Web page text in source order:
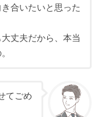
合いたいと思った
丈夫だから、本当
てごめ